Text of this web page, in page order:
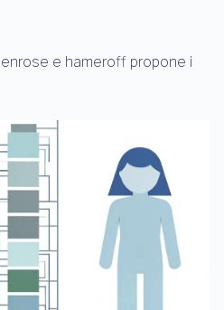
e hameroff propone i